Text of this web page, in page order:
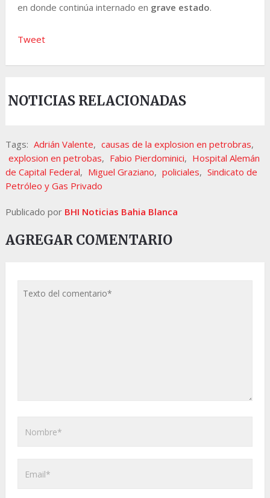
en donde continúa internado en grave estado.
Tweet
NOTICIAS RELACIONADAS
Tags: Adrián Valente, causas de la explosion en petrobras,
explosion en petrobas, Fabio Pierdominici, Hospital Alemán
de Capital Federal, Miguel Graziano, policiales, Sindicato de
Petróleo y Gas Privado
Publicado por BHI Noticias Bahia Blanca
AGREGAR COMENTARIO